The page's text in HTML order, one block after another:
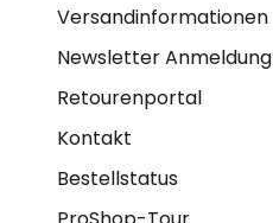
Versandinformationen
Newsletter Anmeldung
Retourenportal
Kontakt
Bestellstatus